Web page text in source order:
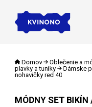
Domov Oblečenie a
plavky a tuniky
Dámske
nohavičky red 40
MÓDNY SET BIKÍN